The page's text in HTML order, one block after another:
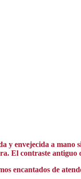
y envejecida a
El contraste antiguo
encantados de